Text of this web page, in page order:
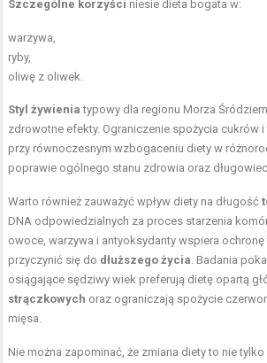
Szczególne korzyści niesie dieta bogata w:
warzywa,
ryby,
oliwę z oliwek.
Styl żywienia typowy dla regionu Morza
zdrowotne efekty. Ograniczenie spożycia cukrów
przy równoczesnym wzbogaceniu diety w
poprawie ogólnego stanu zdrowia oraz
Warto również zauważyć wpływ diety na długość
DNA odpowiedzialnych za proces starzenia
owoce, warzywa i antyoksydanty wspiera
przyczynić się do dłuższego życia. Badania
osiągające sędziwy wiek preferują dietę opartą
strączkowych oraz ograniczają spożycie
mięsa.
Nie można zapominać, że zmiana diety to nie